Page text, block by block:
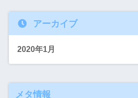
アーカイブ
2020年1月
メタ情報